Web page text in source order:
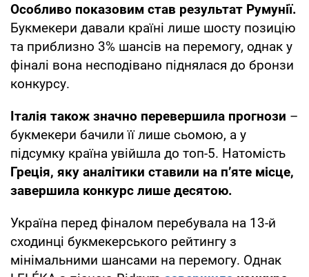
Особливо показовим став результат Румунії.
Букмекери давали країні лише шосту позицію
та приблизно 3% шансів на перемогу, однак у
фіналі вона несподівано піднялася до бронзи
конкурсу.
Італія також значно перевершила прогнози –
букмекери бачили її лише сьомою, а у
підсумку країна увійшла до топ-5. Натомість
Греція, яку аналітики ставили на п’яте місце,
завершила конкурс лише десятою.
Україна перед фіналом перебувала на 13-й
сходинці букмекерського рейтингу з
мінімальними шансами на перемогу. Однак